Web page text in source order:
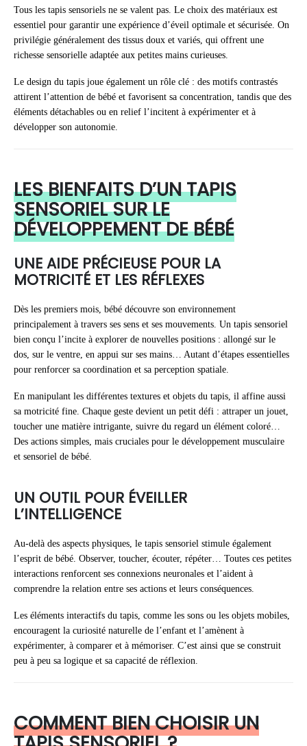
Tous les tapis sensoriels ne se valent pas. Le choix des matériaux est
essentiel pour garantir une expérience d’éveil optimale et sécurisée. On
privilégie généralement des tissus doux et variés, qui offrent une
richesse sensorielle adaptée aux petites mains curieuses.
Le design du tapis joue également un rôle clé : des motifs contrastés
attirent l’attention de bébé et favorisent sa concentration, tandis que des
éléments détachables ou en relief l’incitent à expérimenter et à
développer son autonomie.
LES BIENFAITS D’UN TAPIS
SENSORIEL SUR LE
DÉVELOPPEMENT DE BÉBÉ
UNE AIDE PRÉCIEUSE POUR LA
MOTRICITÉ ET LES RÉFLEXES
Dès les premiers mois, bébé découvre son environnement
principalement à travers ses sens et ses mouvements. Un tapis sensoriel
bien conçu l’incite à explorer de nouvelles positions : allongé sur le
dos, sur le ventre, en appui sur ses mains… Autant d’étapes essentielles
pour renforcer sa coordination et sa perception spatiale.
En manipulant les différentes textures et objets du tapis, il affine aussi
sa motricité fine. Chaque geste devient un petit défi : attraper un jouet,
toucher une matière intrigante, suivre du regard un élément coloré…
Des actions simples, mais cruciales pour le développement musculaire
et sensoriel de bébé.
UN OUTIL POUR ÉVEILLER
L’INTELLIGENCE
Au-delà des aspects physiques, le tapis sensoriel stimule également
l’esprit de bébé. Observer, toucher, écouter, répéter… Toutes ces petites
interactions renforcent ses connexions neuronales et l’aident à
comprendre la relation entre ses actions et leurs conséquences.
Les éléments interactifs du tapis, comme les sons ou les objets mobiles,
encouragent la curiosité naturelle de l’enfant et l’amènent à
expérimenter, à comparer et à mémoriser. C’est ainsi que se construit
peu à peu sa logique et sa capacité de réflexion.
COMMENT BIEN CHOISIR UN